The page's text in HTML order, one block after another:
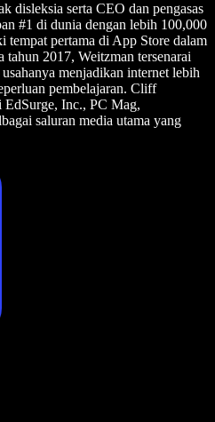
disleksia serta CEO dan pengasas
#1 di dunia dengan lebih 100,000
tempat pertama di App Store dalam
2017, Weitzman tersenarai
menjadikan internet lebih
pembelajaran. Cliff
EdSurge, Inc., PC Mag,
saluran media utama yang